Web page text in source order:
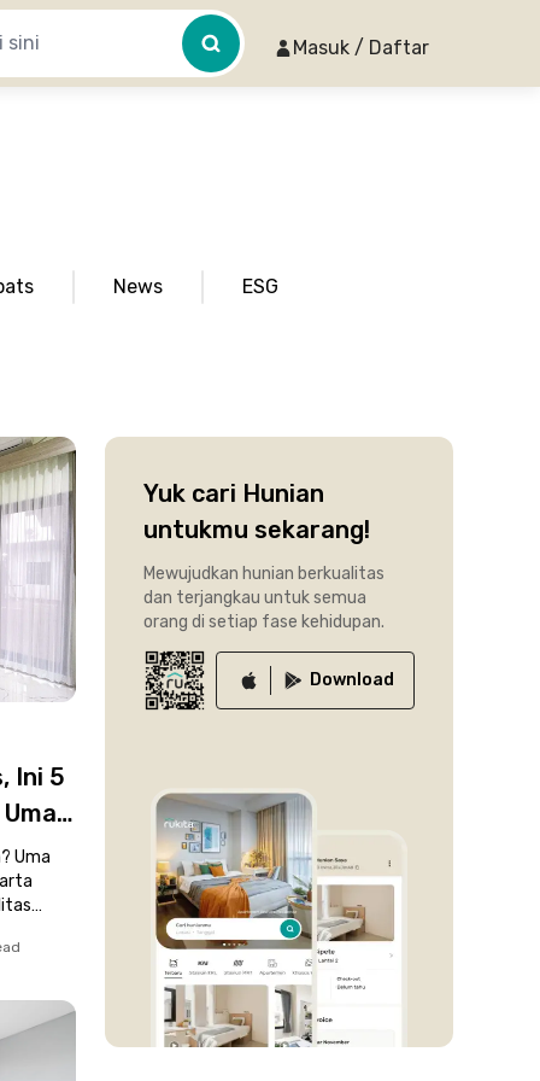
Masuk / Daftar
News ESG
Ini 5
Uma
Yuk cari Hunian
untukmu sekarang!
Mewujudkan hunian berkualitas
dan terjangkau untuk semua
orang di setiap fase kehidupan.
Download